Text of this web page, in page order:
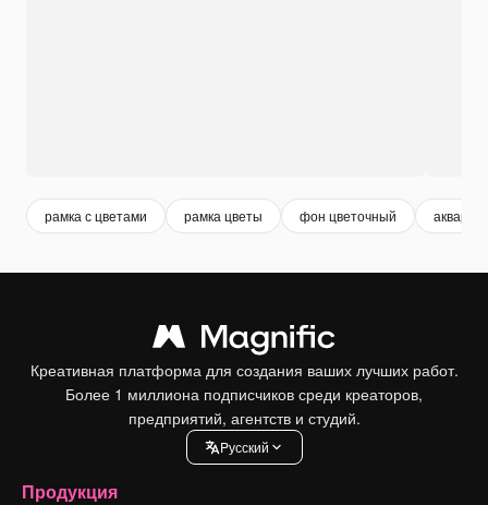
рамка с цветами рамка цветы фон цветочный
Креативная платформа для создания ваших лучших работ.
Более 1 миллиона подписчиков среди креаторов,
предприятий, агентств и студий.
Pусский
Продукция